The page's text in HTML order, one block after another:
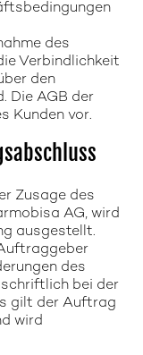
des
Verbindlichkeit
den
Die AGB der
Kunden vor.
Zusage des
AG, wird
ausgestellt.
des
bei der
gilt der Auftrag
wird